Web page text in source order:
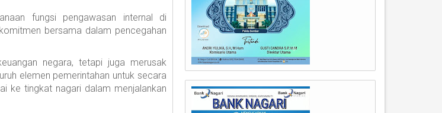
fungsi pengawasan internal di
bersama dalam pencegahan
negara, tetapi juga merusak
elemen pemerintahan untuk secara
ke tingkat nagari dalam menjalankan